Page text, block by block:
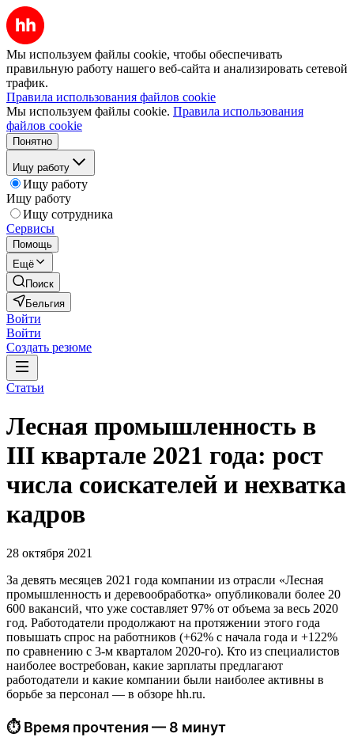
Мы используем файлы cookie, чтобы обеспечивать
правильную работу нашего веб-сайта и анализировать сетевой
трафик.
Правила использования файлов cookie
Мы используем файлы cookie. Правила использования
файлов cookie
Понятно
Ищу работу
Ищу работу
Ищу работу
Ищу сотрудника
Сервисы
Помощь
Ещё
Поиск
Бельгия
Войти
Войти
Создать резюме
Статьи
Лесная промышленность в
III квартале 2021 года: рост
числа соискателей и нехватка
кадров
28 октября 2021
За девять месяцев 2021 года компании из отрасли «Лесная
промышленность и деревообработка» опубликовали более 20
600 вакансий, что уже составляет 97% от объема за весь 2020
год. Работодатели продолжают на протяжении этого года
повышать спрос на работников (+62% с начала года и +122%
по сравнению с 3-м кварталом 2020-го). Кто из специалистов
наиболее востребован, какие зарплаты предлагают
работодатели и какие компании были наиболее активны в
борьбе за персонал — в обзоре hh.ru.
⏱ Время прочтения — 8 минут